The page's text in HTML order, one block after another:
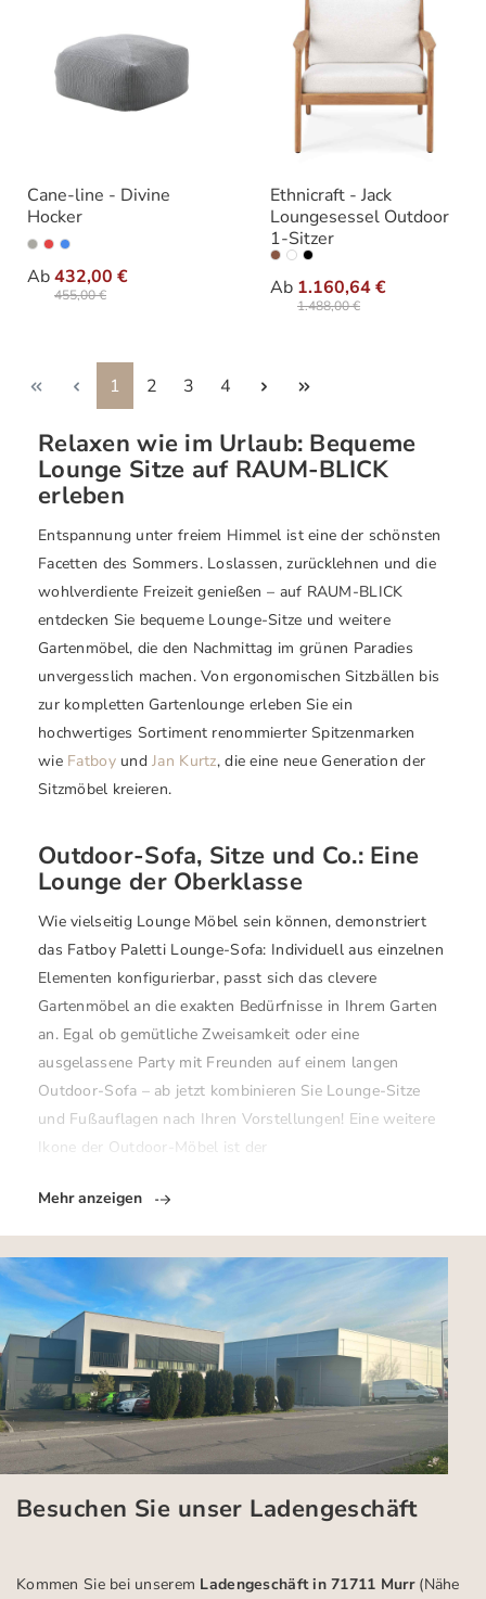
Cane-line - Divine
Hocker
Ab432,00 €
455,00 €
Farbe
Ethnicraft - Jack
Loungesessel Outdoor
1-Sitzer
Ab 1.160,64 €
1.488,00 €
Varianten
Seite
1 Seite
2 Seite
3 Seite
4
Relaxen wie im Urlaub: Bequeme
Lounge Sitze auf RAUM-BLICK
erleben
Entspannung unter freiem Himmel ist eine der schönsten
Facetten des Sommers. Loslassen, zurücklehnen und die
wohlverdiente Freizeit genießen – auf RAUM-BLICK
entdecken Sie bequeme Lounge-Sitze und weitere
Gartenmöbel, die den Nachmittag im grünen Paradies
unvergesslich machen. Von ergonomischen Sitzbällen bis
zur kompletten Gartenlounge erleben Sie ein
hochwertiges Sortiment renommierter Spitzenmarken
wie FatboyundJan Kurtz, die eine neue Generation der
Sitzmöbel kreieren.
Outdoor-Sofa, Sitze und Co.: Eine
Lounge der Oberklasse
Wie vielseitig Lounge Möbel sein können, demonstriert
das Fatboy Paletti Lounge-Sofa: Individuell aus einzelnen
Elementen konfigurierbar, passt sich das clevere
Gartenmöbel an die exakten Bedürfnisse in Ihrem Garten
an. Egal ob gemütliche Zweisamkeit oder eine
ausgelassene Party mit Freunden auf einem langen
Outdoor-Sofa – ab jetzt kombinieren Sie Lounge-Sitze
und Fußauflagen nach Ihren Vorstellungen! Eine weitere
Ikone der Outdoor-Möbel ist der
Mehr anzeigen
Besuchen Sie unser Ladengeschäft
Kommen Sie bei unserem Ladengeschäft in 71711 Murr (Nähe